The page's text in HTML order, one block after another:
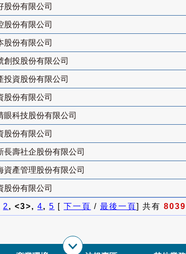
股份有限公司
股份有限公司
股份有限公司
創投股份有限公司
投資股份有限公司
股份有限公司
眼科技股份有限公司
股份有限公司
長壽社企股份有限公司
資產管理股份有限公司
股份有限公司
2, <3>, 4, 5 [ 下一頁 / 最後一頁] 共有 8039